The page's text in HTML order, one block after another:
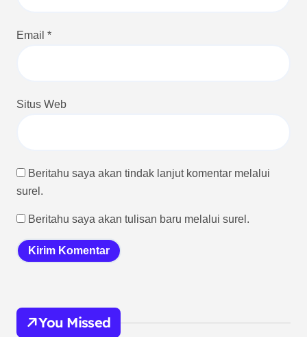
Email *
Situs Web
Beritahu saya akan tindak lanjut komentar melalui
surel.
Beritahu saya akan tulisan baru melalui surel.
You Missed